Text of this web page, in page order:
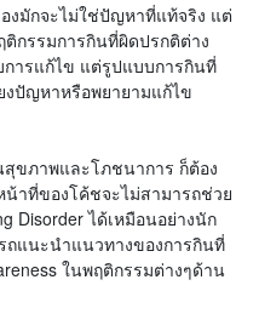
งมักจะไม่ใช่ปัญหาที่แท้จริง แต่
ติกรรมการกินที่ผิดปรกติต่าง
ารแก้ไข แต่รูปแบบการกินที่
งปัญหาหรือพยายามแก้ไข
ขภาพและโภชนาการ ก็ต้อง
น้าที่ของโค้ชจะไม่สามารถช่วย
Disorder ได้เหมือนอย่างนัก
ถแนะนำแนวทางของการกินที่
ในพฤติกรรมต่างๆด้าน